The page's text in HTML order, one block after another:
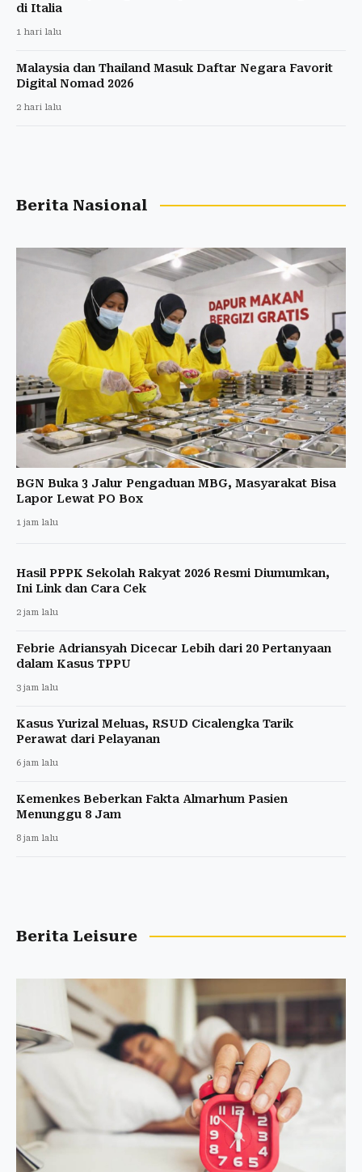
di Italia
1 hari lalu
Malaysia dan Thailand Masuk Daftar Negara Favorit
Digital Nomad 2026
2 hari lalu
Berita Nasional
BGN Buka 3 Jalur Pengaduan MBG, Masyarakat Bisa
Lapor Lewat PO Box
1 jam lalu
Hasil PPPK Sekolah Rakyat 2026 Resmi Diumumkan,
Ini Link dan Cara Cek
2 jam lalu
Febrie Adriansyah Dicecar Lebih dari 20 Pertanyaan
dalam Kasus TPPU
3 jam lalu
Kasus Yurizal Meluas, RSUD Cicalengka Tarik
Perawat dari Pelayanan
6 jam lalu
Kemenkes Beberkan Fakta Almarhum Pasien
Menunggu 8 Jam
8 jam lalu
Berita Leisure